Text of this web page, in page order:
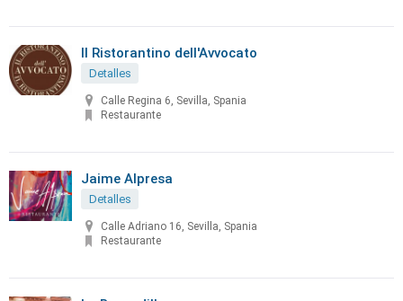
Il Ristorantino dell'Avvocato
Detalles
Calle Regina 6, Sevilla, Spania
Restaurante
Jaime Alpresa
Detalles
Calle Adriano 16, Sevilla, Spania
Restaurante